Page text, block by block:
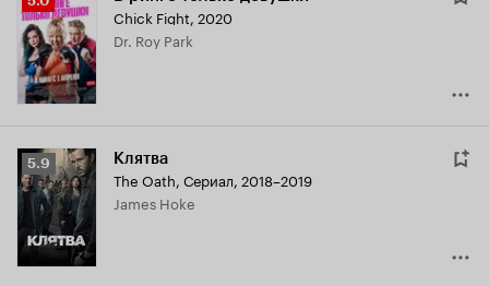
Кинопоиска
5.0
Chick Fight, 2020
Dr. Roy Park
Рейтинг
Кинопоиска
5.9
5.9 Клятва
The Oath, Сериал, 2018–2019
James Hoke